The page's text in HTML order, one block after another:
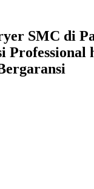
SMC di
Professional